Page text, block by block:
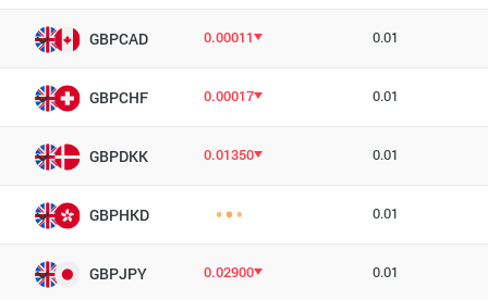
GBPCAD 0.00011 0.01
GBPCHF 0.00017 0.01
GBPDKK 0.01350 0.01
GBPHKD 0.01
GBPJPY 0.02900 0.01